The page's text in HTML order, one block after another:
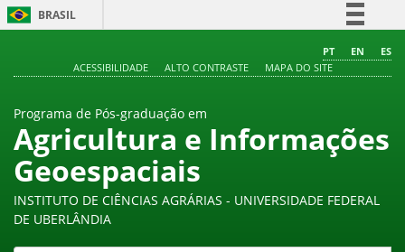
BRASIL
Comunica BR
Acesso à informação
Legislação
PT EN
ES
ACESSIBILIDADE
ALTO CONTRASTE MAPA DO SITE
Programa de Pós-graduação em
Agricultura e Informações
Geoespaciais
INSTITUTO DE CIÊNCIAS AGRÁRIAS - UNIVERSIDADE FEDERAL
DE UBERLÂNDIA